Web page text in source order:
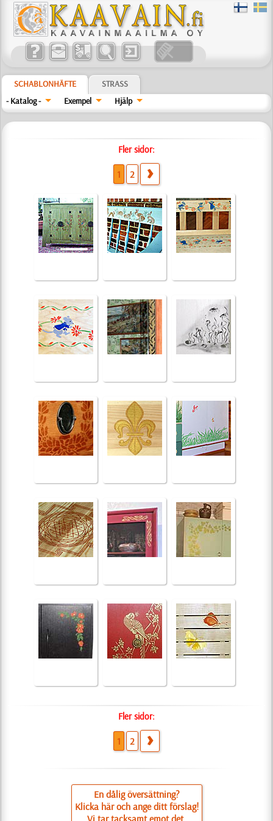
SCHABLONHÄFTE
STRASS
- Katalog -
Exempel Hjälp
Fler sidor:
1 2
Fler sidor:
1 2
En dålig översättning?
Klicka här och ange ditt förslag!
Vi tar tacksamt emot det.